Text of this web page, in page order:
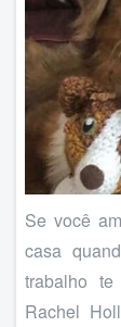
Se você
casa
trabalho
Rachel